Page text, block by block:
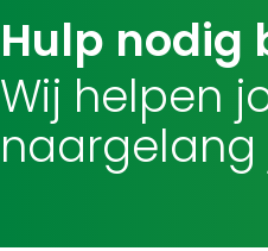
Hulp nodig
Wij helpen
naargelang